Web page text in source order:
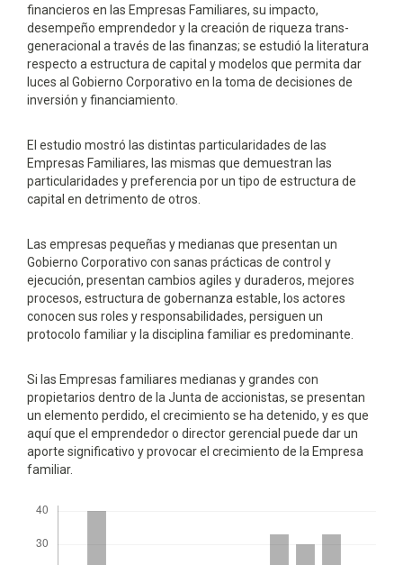
financieros en las Empresas Familiares, su impacto,
desempeño emprendedor y la creación de riqueza trans-
generacional a través de las finanzas; se estudió la literatura
respecto a estructura de capital y modelos que permita dar
luces al Gobierno Corporativo en la toma de decisiones de
inversión y financiamiento.
El estudio mostró las distintas particularidades de las
Empresas Familiares, las mismas que demuestran las
particularidades y preferencia por un tipo de estructura de
capital en detrimento de otros.
Las empresas pequeñas y medianas que presentan un
Gobierno Corporativo con sanas prácticas de control y
ejecución, presentan cambios agiles y duraderos, mejores
procesos, estructura de gobernanza estable, los actores
conocen sus roles y responsabilidades, persiguen un
protocolo familiar y la disciplina familiar es predominante.
Si las Empresas familiares medianas y grandes con
propietarios dentro de la Junta de accionistas, se presentan
un elemento perdido, el crecimiento se ha detenido, y es que
aquí que el emprendedor o director gerencial puede dar un
aporte significativo y provocar el crecimiento de la Empresa
familiar.